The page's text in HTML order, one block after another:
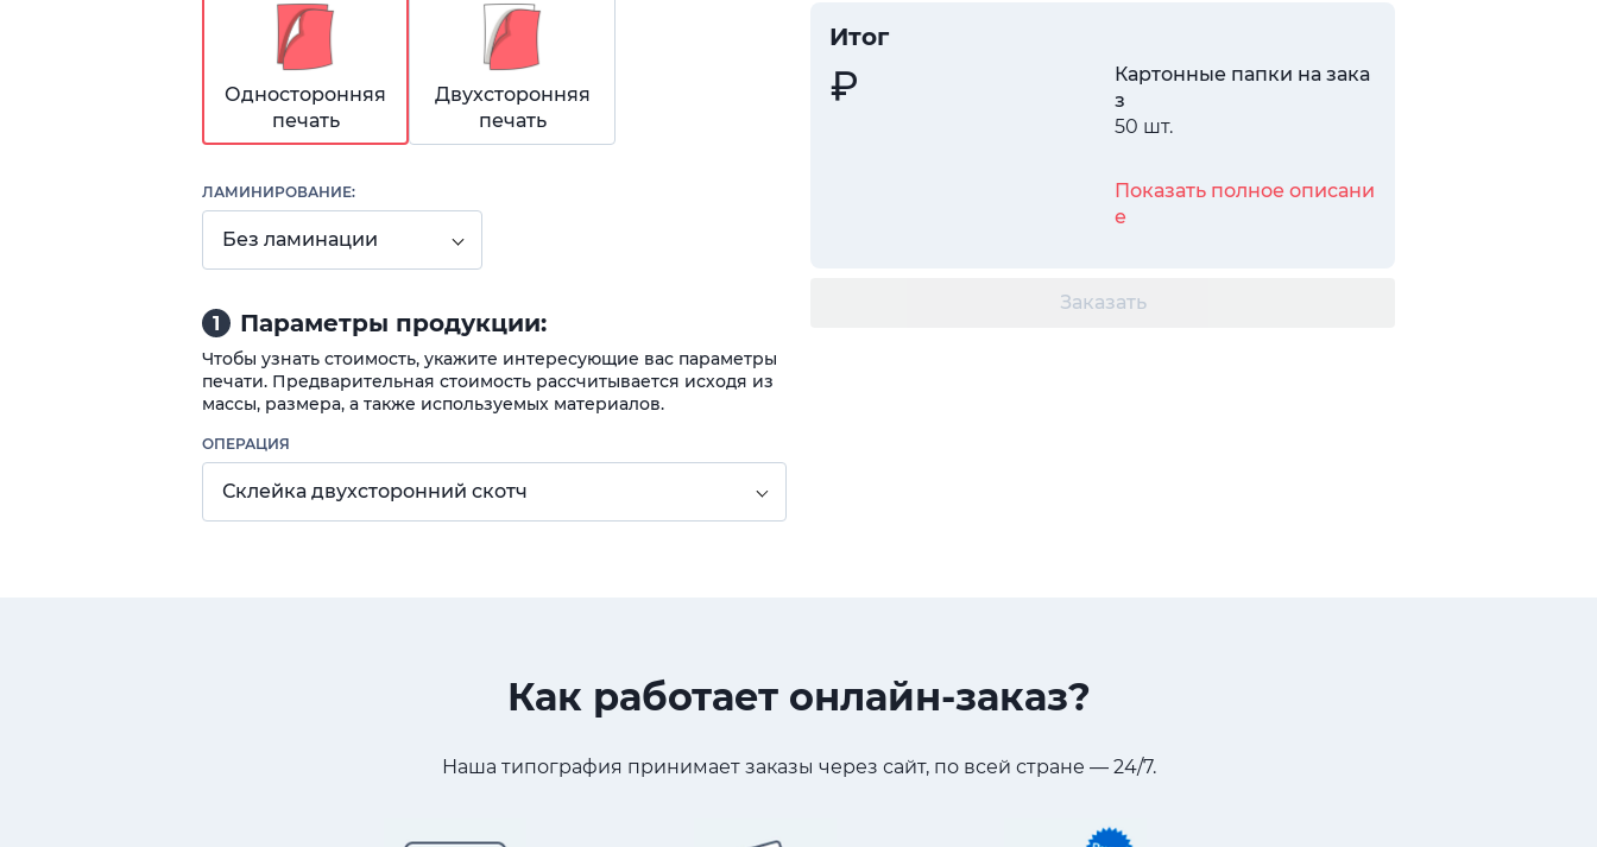
Односторонняя
печать
Двухсторонняя
печать
ЛАМИНИРОВАНИЕ:
Без ламинации
1 Параметры продукции:
Чтобы узнать стоимость, укажите интересующие вас параметры
печати. Предварительная стоимость рассчитывается исходя из
массы, размера, а также используемых материалов.
ОПЕРАЦИЯ
Склейка двухсторонний скотч
Итог
Картонные папки на зака
з
50 шт.
Показать полное описани
е
Заказать
Как работает онлайн-заказ?
Наша типография принимает заказы через сайт, по всей стране — 24/7.